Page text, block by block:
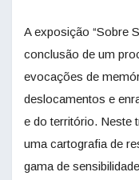
A exposição “Sobre
conclusão de um
evocações de
deslocamentos e
e do território. Neste
uma cartografia de
gama de